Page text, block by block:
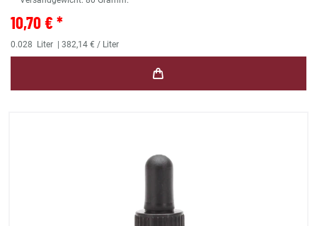
10,70 € *
0.028 Liter | 382,14 € / Liter